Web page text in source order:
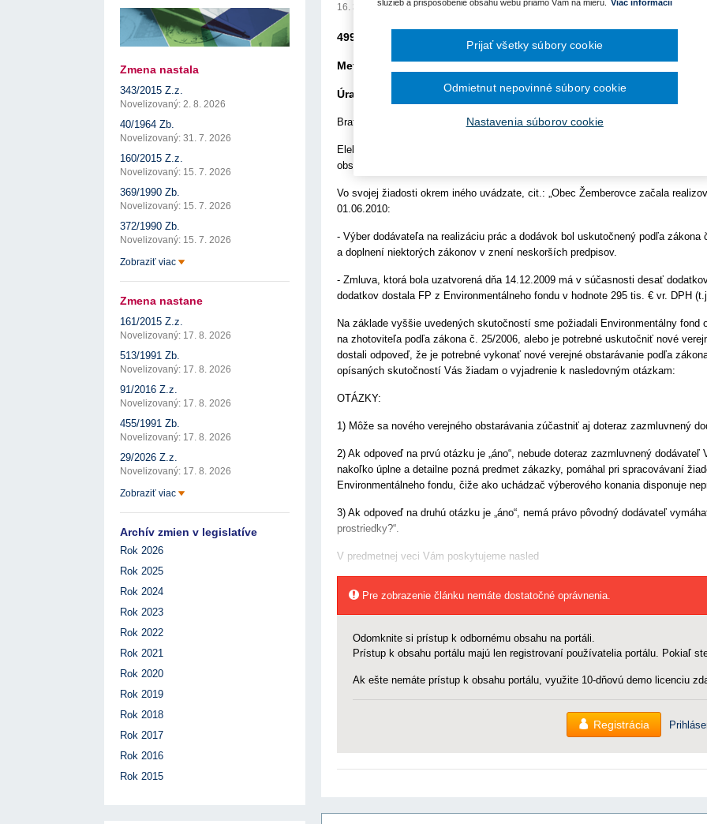
Týždenný súhrn výstupov ÚVO za 27. týždeň
17. 7. 2026
Úrad pre verejné obstarávanie
Zelené obstarávanie naráža na bariéry aj obavy
Predseda ÚVO prehodnotil rozhodnutia týkajúce sa
konfliktu záujmov
8. 7. 2026
prezentáciu kultúr...
22. 1. 2026
Otvorenie výzvy na predkladanie žiadostí o dotácie
Tretia výzva v Interreg Programe dunajského
November 2024
Október 2024
Jún 2024
Máj 2024
Apríl 2024
2023
December 2023
September 2023
16. 3. 2022 Kategória:Metodické usmernenia Autor/i: Úrad pre verejné
4995-5000/2022
Metodické usmernenie
Úradu pre verejné obstarávanie
Bratislava: 15.3.2022
Elektronickou poštou zo 16.2.2022 ste sa na nás obrátili so žiadosťou o
obstarávaní a o zmene a doplnení niektorých zákonov v znení neskorších
Vo svojej žiadosti okrem iného uvádzate, cit.: „Obec Žemberovce začala
01.06.2010:
- Výber dodávateľa na realizáciu prác a dodávok bol uskutočnený podľa
a doplnení niektorých zákonov v znení neskorších predpisov.
- Zmluva, ktorá bola uzatvorená dňa 14.12.2009 má v súčasnosti desať
dodatkov dostala FP z Environmentálneho fondu v hodnote 295 tis. € vr. DPH
Na základe vyššie uvedených skutočností sme požiadali Environmentálny
na zhotoviteľa podľa zákona č. 25/2006, alebo je potrebné uskutočniť nové
dostali odpoveď, že je potrebné vykonať nové verejné obstarávanie podľa
opísaných skutočností Vás žiadam o vyjadrenie k nasledovným otázkam:
OTÁZKY:
1) Môže sa nového verejného obstarávania zúčastniť aj doteraz zazmluvnený
2) Ak odpoveď na prvú otázku je „áno“, nebude doteraz zazmluvnený
nakoľko úplne a detailne pozná predmet zákazky, pomáhal pri spracovávaní
Environmentálneho fondu, čiže ako uchádzač výberového konania disponuje
3) Ak odpoveď na druhú otázku je „áno“, nemá právo pôvodný dodávateľ
prostriedky?“.
V predmetnej veci Vám poskytujeme nasled
Pre zobrazenie článku nemáte dostatočné oprávnenia.
Odomknite si prístup k odbornému obsahu na portáli.
Prístup k obsahu portálu majú len registrovaní používatelia portálu. Pokiaľ
Ak ešte nemáte prístup k obsahu portálu, využite 10-dňovú demo licenciu
Registrácia
Zmena nastala
343/2015 Z.z.
Novelizovaný: 2. 8. 2026
40/1964 Zb.
Novelizovaný: 31. 7. 2026
160/2015 Z.z.
Novelizovaný: 15. 7. 2026
369/1990 Zb.
Novelizovaný: 15. 7. 2026
372/1990 Zb.
Novelizovaný: 15. 7. 2026
Zobraziť viac
Zmena nastane
161/2015 Z.z.
Novelizovaný: 17. 8. 2026
513/1991 Zb.
Novelizovaný: 17. 8. 2026
91/2016 Z.z.
Novelizovaný: 17. 8. 2026
455/1991 Zb.
Novelizovaný: 17. 8. 2026
29/2026 Z.z.
Novelizovaný: 17. 8. 2026
Zobraziť viac
Archív zmien v legislatíve
Rok 2026
Rok 2025
Rok 2024
Rok 2023
Rok 2022
Rok 2021
Rok 2020
Rok 2019
Rok 2018
Rok 2017
Rok 2016
Rok 2015
služieb a prispôsobenie obsahu webu priamo Vám na mieru.
Viac informácií
Nastavenia súborov cookie
Odmietnut nepovinné súbory cookie
Prijať všetky súbory cookie